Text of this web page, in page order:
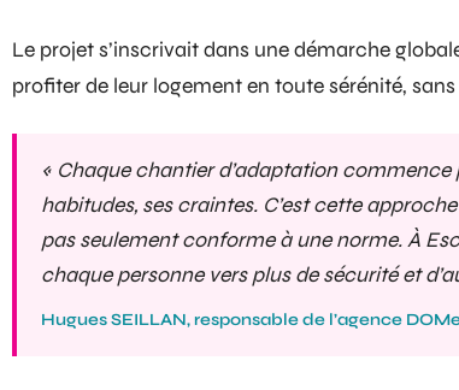
Le projet s’inscrivait dans une démarche
profiter de leur logement en toute sérénité,
« Chaque chantier d’adaptation
habitudes, ses craintes. C’est cette
pas seulement conforme à une norme. À
chaque personne vers plus de sécurité et
Hugues SEILLAN, responsable de l’agence